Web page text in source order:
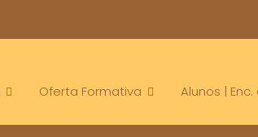
Oferta Formativa Alunos |